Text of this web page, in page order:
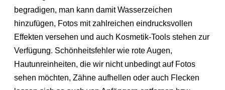
begradigen, man kann damit Wasserzeichen
hinzufügen, Fotos mit zahlreichen eindrucksvollen
Effekten versehen und auch Kosmetik-Tools stehen zur
Verfügung. Schönheitsfehler wie rote Augen,
Hautunreinheiten, die wir nicht unbedingt auf Fotos
sehen möchten, Zähne aufhellen oder auch Flecken